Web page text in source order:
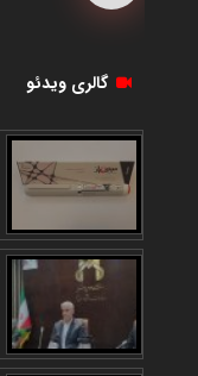
گالری ویدئو